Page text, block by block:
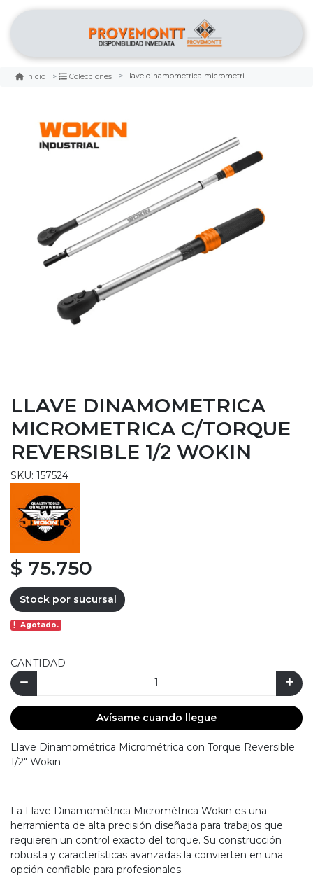
Inicio Colecciones Llave dinamometrica micrometrica c/torque reversible 1/2 wokin
LLAVE DINAMOMETRICA
MICROMETRICA C/TORQUE
REVERSIBLE 1/2 WOKIN
SKU: 157524
$ 75.750
Stock por sucursal
Agotado.
CANTIDAD
Avísame cuando llegue
Llave Dinamométrica Micrométrica con Torque Reversible
1/2" Wokin
La Llave Dinamométrica Micrométrica Wokin es una
herramienta de alta precisión diseñada para trabajos que
requieren un control exacto del torque. Su construcción
robusta y características avanzadas la convierten en una
opción confiable para profesionales.